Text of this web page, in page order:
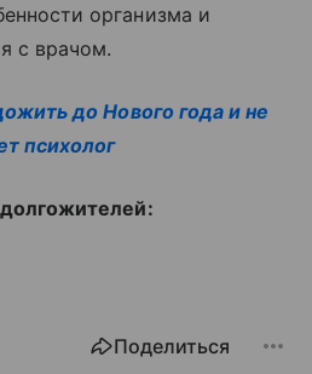
организма и
с врачом.
до Нового года и не
психолог
Поделиться